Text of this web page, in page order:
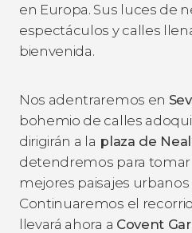
en Europa. Sus luces de
espectáculos y calles
bienvenida.
Nos adentraremos en
bohemio de calles
dirigirán a la plaza de
detendremos para
mejores paisajes urbanos
Continuaremos el
llevará ahora a Covent